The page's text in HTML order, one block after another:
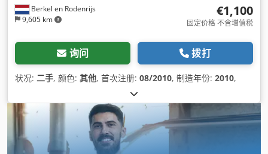
Berkel en Rodenrijs
9,605 km
€1,100
固定价格 不含增值税
询问 拨打
状况: 二手, 颜色: 其他, 首次注册: 08/2010, 制造年份: 2010,